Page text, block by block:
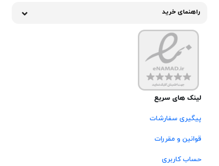
راهنمای خرید
لینک های سریع
پیگیری سفارشات
قوانین و مقررات
حساب کاربری